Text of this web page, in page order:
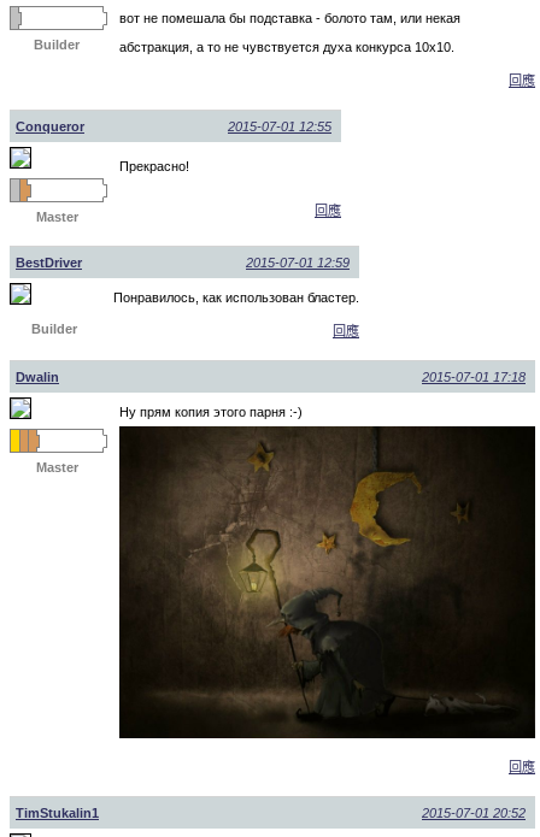
Builder
вот не помешала бы подставка - болото там, или некая
абстракция, а то не чувствуется духа конкурса 10х10.
回應
Conqueror 2015-07-01 12:55
Master
Прекрасно!
回應
BestDriver 2015-07-01 12:59
Builder
Понравилось, как использован бластер.
回應
Dwalin 2015-07-01 17:18
Master
Ну прям копия этого парня :-)
回應
TimStukalin1 2015-07-01 20:52